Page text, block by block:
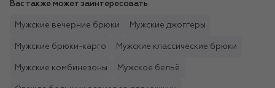
Вас также может заинтересовать
Мужские вечерние брюки Мужские джоггеры
Мужские брюки-карго Мужские классические брюки
Мужские комбинезоны Мужское бельё